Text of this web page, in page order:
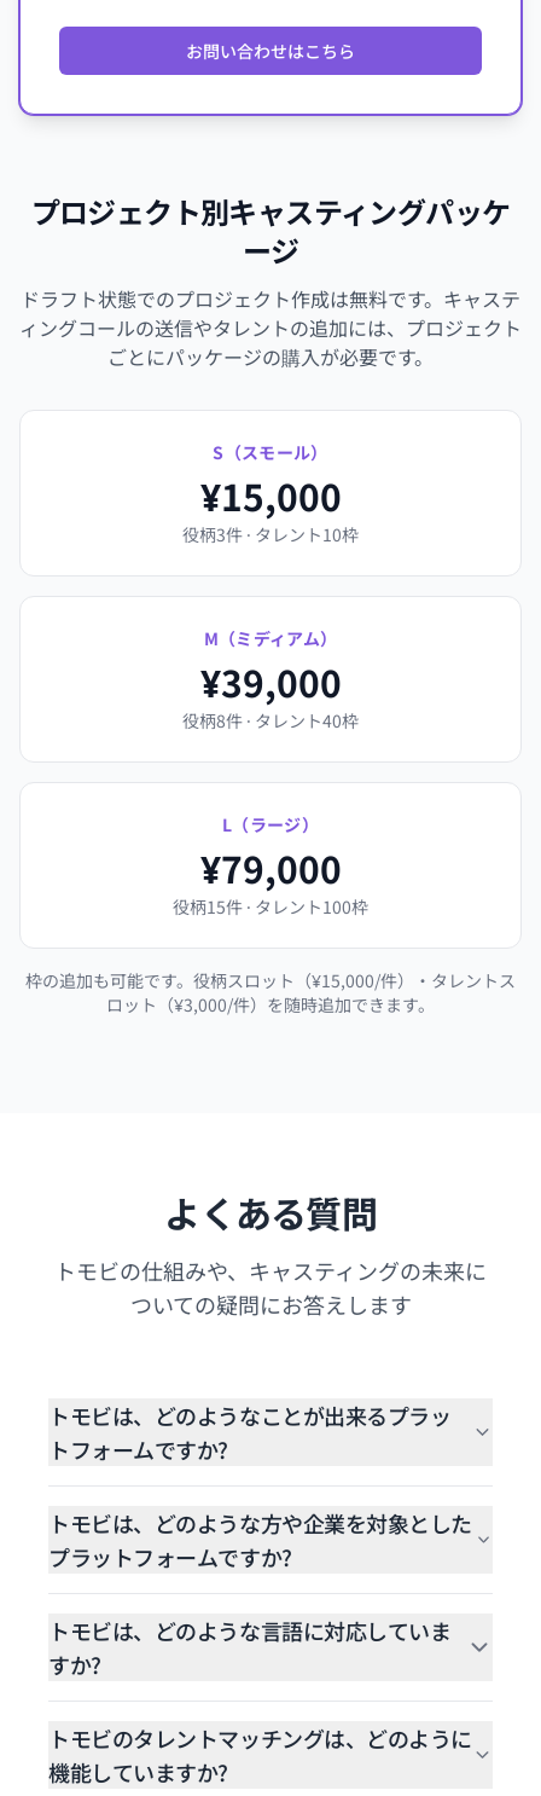
お問い合わせはこちら
プロジェクト別キャスティングパッケ
ージ
ドラフト状態でのプロジェクト作成は無料です。キャステ
ィングコールの送信やタレントの追加には、プロジェクト
ごとにパッケージの購入が必要です。
S（スモール）
¥15,000
役柄3件 · タレント10枠
M（ミディアム）
¥39,000
役柄8件 · タレント40枠
L（ラージ）
¥79,000
役柄15件 · タレント100枠
枠の追加も可能です。役柄スロット（¥15,000/件）・タレントス
ロット（¥3,000/件）を随時追加できます。
よくある質問
トモビの仕組みや、キャスティングの未来に
ついての疑問にお答えします
トモビは、どのようなことが出来るプラッ
トフォームですか?
トモビは、タレントの選定からキャスティング管理
まで、制作チームをスマートに支援するプラットフ
ォームです。
トモビは、どのような方や企業を対象とした
プラットフォームですか?
現在、トモビはキャスティングディレクターや制作
会社向けに設計されています。将来的には、業界全
体を支えるフルスイート型プラットフォームとし
て、タレント事務所やタレント本人もシステム上で
拡張を予定しています。
トモビは、どのような言語に対応していま
すか?
トモビは、日本語と英語のインタフェースを搭載し
ており、国内外の制作関係者に快適にご利用いただ
けます。
トモビのタレントマッチングは、どのように
機能していますか?